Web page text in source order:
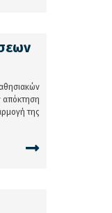
απόκτηση
της